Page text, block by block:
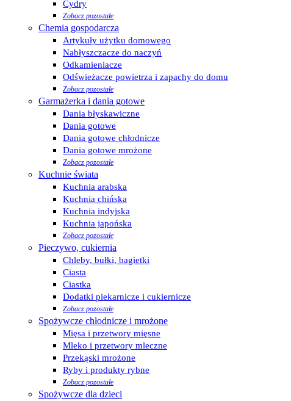
Cydry
Zobacz pozostałe
Chemia gospodarcza
Artykuły użytku domowego
Nabłyszczacze do naczyń
Odkamieniacze
Odświeżacze powietrza i zapachy do domu
Zobacz pozostałe
Garmażerka i dania gotowe
Dania błyskawiczne
Dania gotowe
Dania gotowe chłodnicze
Dania gotowe mrożone
Zobacz pozostałe
Kuchnie świata
Kuchnia arabska
Kuchnia chińska
Kuchnia indyjska
Kuchnia japońska
Zobacz pozostałe
Pieczywo, cukiernia
Chleby, bułki, bagietki
Ciasta
Ciastka
Dodatki piekarnicze i cukiernicze
Zobacz pozostałe
Spożywcze chłodnicze i mrożone
Mięsa i przetwory mięsne
Mleko i przetwory mleczne
Przekąski mrożone
Ryby i produkty rybne
Zobacz pozostałe
Spożywcze dla dzieci